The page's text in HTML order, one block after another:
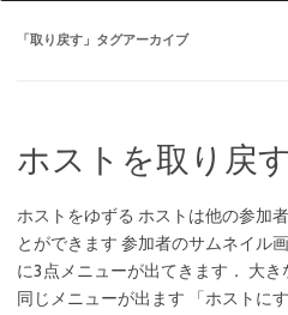
「取り戻す 」タグアーカイブ
ホストを取り戻す
ホストをゆずる ホストは他の参加
とができます 参加者のサムネイル
に3点メニューが出てきます． 大
同じメニューが出ます 「ホストに